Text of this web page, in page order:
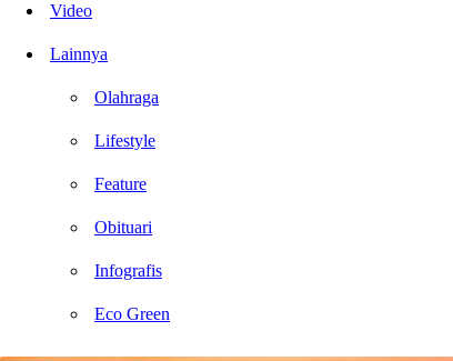
Video
Lainnya
Olahraga
Lifestyle
Feature
Obituari
Infografis
Eco Green